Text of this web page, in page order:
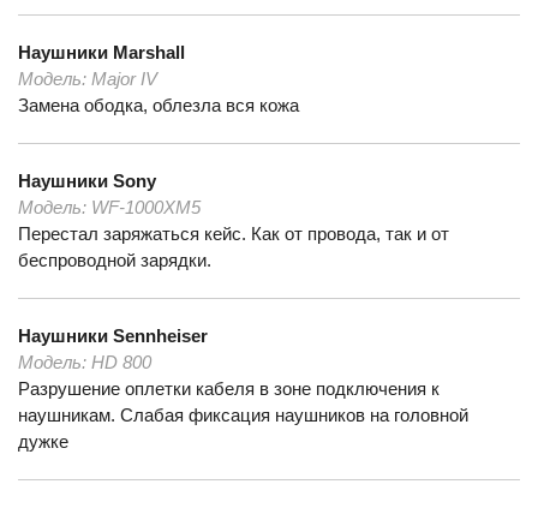
Наушники Marshall
Модель: Major IV
Замена ободка, облезла вся кожа
Наушники Sony
Модель: WF-1000XM5
Перестал заряжаться кейс. Как от провода, так и от
беспроводной зарядки.
Наушники Sennheiser
Модель: HD 800
Разрушение оплетки кабеля в зоне подключения к
наушникам. Слабая фиксация наушников на головной
дужке